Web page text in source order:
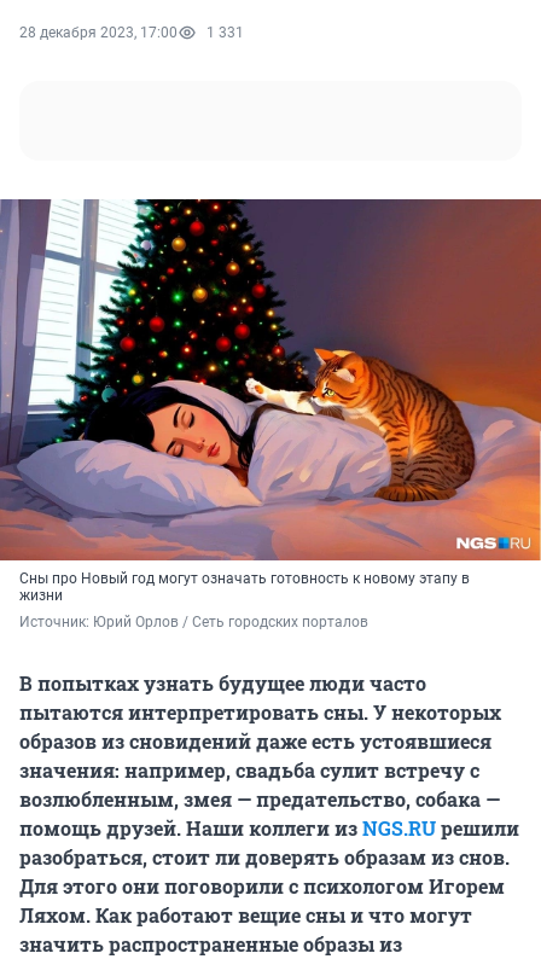
28 декабря 2023, 17:00 1 331
Сны про Новый год могут означать готовность к новому этапу в
жизни
Источник: Юрий Орлов / Сеть городских порталов
В попытках узнать будущее люди часто
пытаются интерпретировать сны. У некоторых
образов из сновидений даже есть устоявшиеся
значения: например, свадьба сулит встречу с
возлюбленным, змея — предательство, собака —
помощь друзей. Наши коллеги изNGS.RUрешили
разобраться, стоит ли доверять образам из снов.
Для этого они поговорили с психологом Игорем
Ляхом. Как работают вещие сны и что могут
значить распространенные образы из